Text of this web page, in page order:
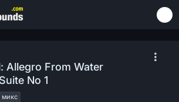
Allegro From Water
No 1
микс